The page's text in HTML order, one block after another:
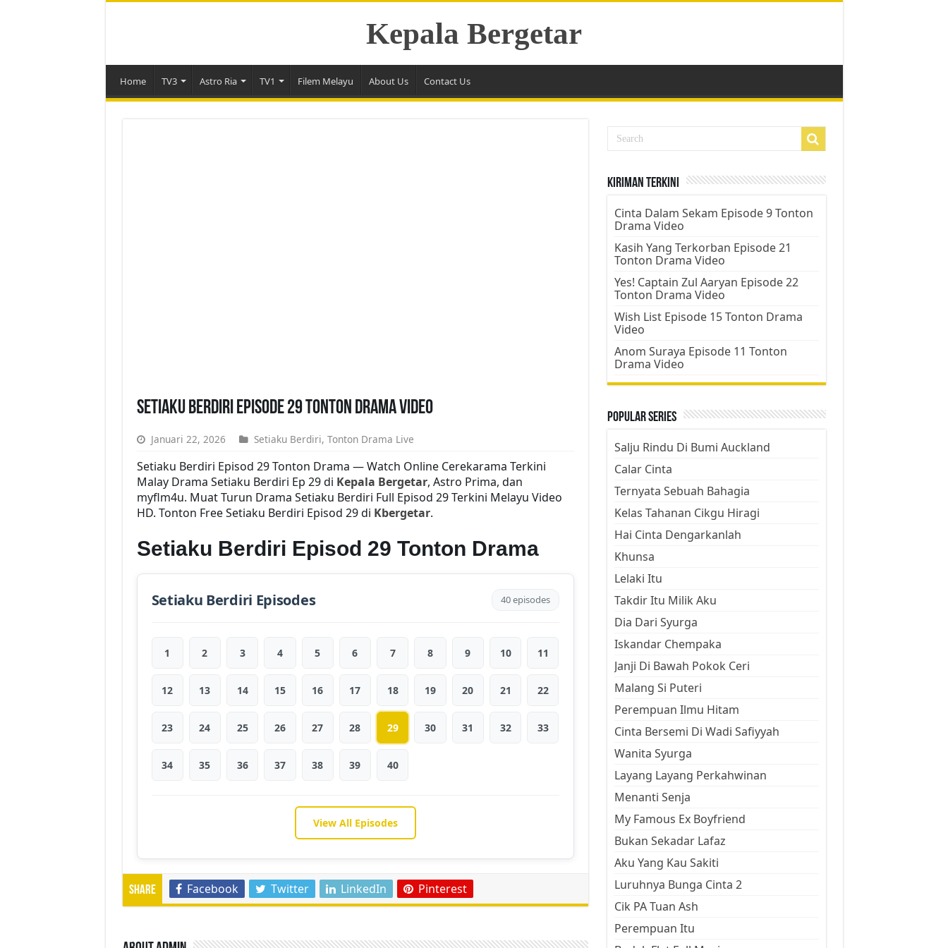
Kepala Bergetar
Home TV3 Astro Ria TV1 Filem Melayu About Us Contact Us
Setiaku Berdiri Episode 29 Tonton Drama Video
Januari 22, 2026 Setiaku Berdiri, Tonton Drama Live
Setiaku Berdiri Episod 29 Tonton Drama — Watch Online Cerekarama Terkini
Malay Drama Setiaku Berdiri Ep 29 di Kepala Bergetar, Astro Prima, dan
myflm4u. Muat Turun Drama Setiaku Berdiri Full Episod 29 Terkini Melayu Video
HD. Tonton Free Setiaku Berdiri Episod 29 di Kbergetar.
Setiaku Berdiri Episod 29 Tonton Drama
Setiaku Berdiri Episodes 40 episodes
1 2 3 4 5 6 7 8 9 10 11
12 13 14 15 16 17 18 19 20 21 22
23 24 25 26 27 28 29 30 31 32 33
34 35 36 37 38 39 40
View All Episodes
Share Facebook Twitter LinkedIn Pinterest
Kiriman Terkini
Cinta Dalam Sekam Episode 9 Tonton
Drama Video
Kasih Yang Terkorban Episode 21
Tonton Drama Video
Yes! Captain Zul Aaryan Episode 22
Tonton Drama Video
Wish List Episode 15 Tonton Drama
Video
Anom Suraya Episode 11 Tonton
Drama Video
Popular Series
Salju Rindu Di Bumi Auckland
Calar Cinta
Ternyata Sebuah Bahagia
Kelas Tahanan Cikgu Hiragi
Hai Cinta Dengarkanlah
Khunsa
Lelaki Itu
Takdir Itu Milik Aku
Dia Dari Syurga
Iskandar Chempaka
Janji Di Bawah Pokok Ceri
Malang Si Puteri
Perempuan Ilmu Hitam
Cinta Bersemi Di Wadi Safiyyah
Wanita Syurga
Layang Layang Perkahwinan
Menanti Senja
My Famous Ex Boyfriend
Bukan Sekadar Lafaz
Aku Yang Kau Sakiti
Luruhnya Bunga Cinta 2
Cik PA Tuan Ash
Perempuan Itu